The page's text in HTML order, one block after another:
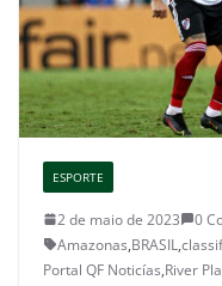
ESPORTE
2 de maio de 2023
0
Amazonas,BRASIL,
Portal QF Noticías,River